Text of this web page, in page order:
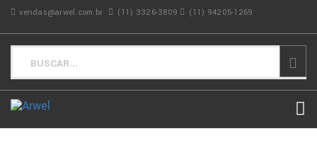
vendas@arwel.com.br (11) 3326-3809 (11) 94205-1269